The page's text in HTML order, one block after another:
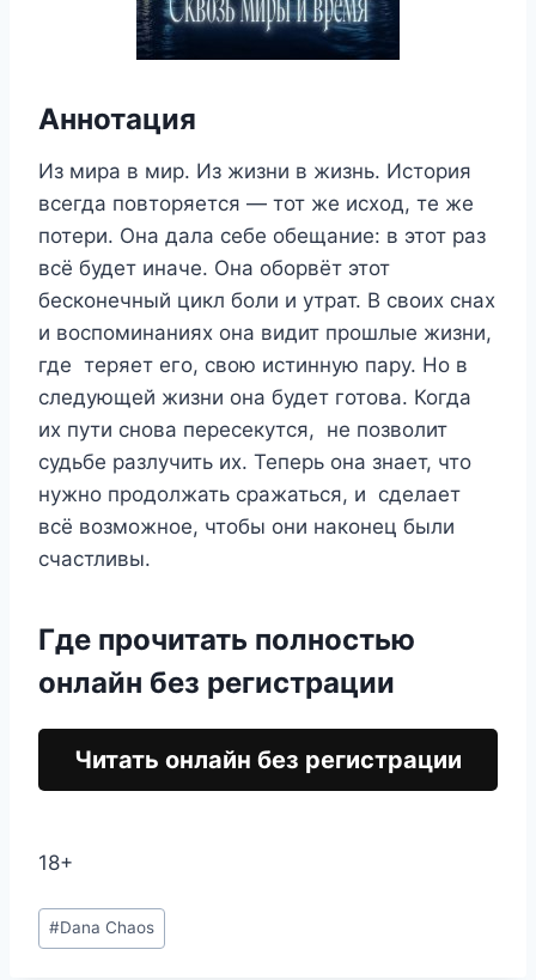
Аннотация
Из мира в мир. Из жизни в жизнь. История
всегда повторяется — тот же исход, те же
потери. Она дала себе обещание: в этот раз
всё будет иначе. Она оборвёт этот
бесконечный цикл боли и утрат. В своих снах
и воспоминаниях она видит прошлые жизни,
где теряет его, свою истинную пару. Но в
следующей жизни она будет готова. Когда
их пути снова пересекутся, не позволит
судьбе разлучить их. Теперь она знает, что
нужно продолжать сражаться, и сделает
всё возможное, чтобы они наконец были
счастливы.
Где прочитать полностью
онлайн без регистрации
Читать онлайн без регистрации
18+
Метки
записи:
#Dana Chaos